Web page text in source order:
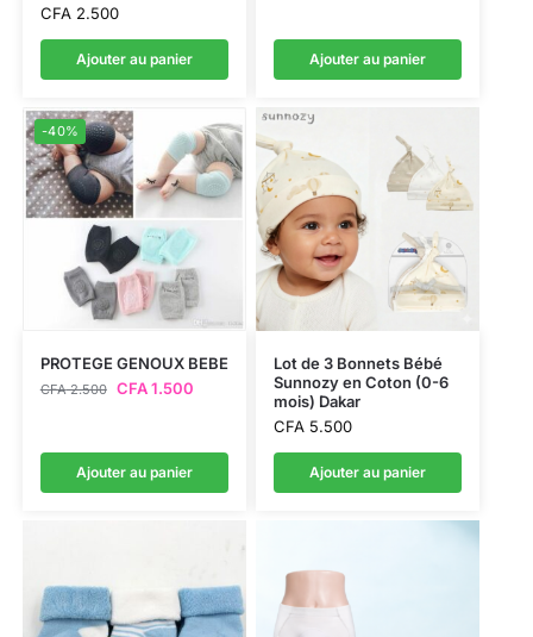
CFA2.500
Ajouter au panier Ajouter au panier
-40%
PROTEGE GENOUX BEBE
CFA2.500 CFA1.500
Ajouter au panier
Lot de 3 Bonnets Bébé
Sunnozy en Coton (0-6
mois) Dakar
CFA5.500
Ajouter au panier